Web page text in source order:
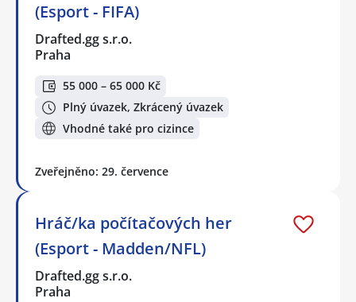
(Esport - FIFA)
Drafted.gg s.r.o.
Praha
55 000 – 65 000 Kč
Plný úvazek, Zkrácený úvazek
Vhodné také pro cizince
Zveřejněno: 29. července
Hráč/ka počítačových her
(Esport - Madden/NFL)
Drafted.gg s.r.o.
Praha